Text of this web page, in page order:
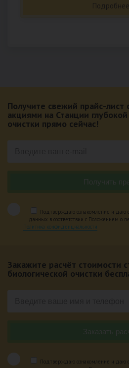
Подробнее
Получите свежий прайс-
акциями на Станции
очистки прямо сейчас!
Подтверждаю ознакомление и даю
данных в соответствии с Положением о
Политика конфиденциальности
Закажите расчёт стоимости
биологической очистки
Подтверждаю ознакомление и даю